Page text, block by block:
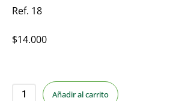
Ref. 18
$14.000
Añadir al carrito